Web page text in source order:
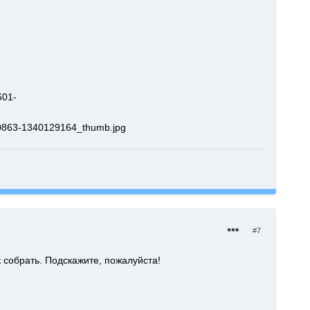
1340129164_thumb.jpg
#7
Подскажите, пожалуйста!